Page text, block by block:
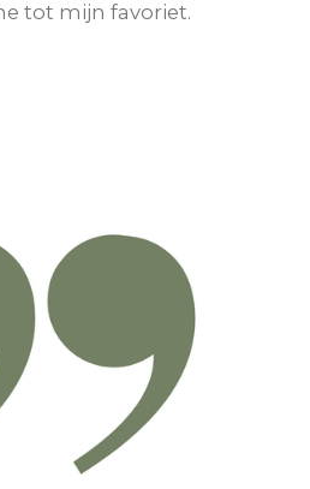
tot mijn favoriet.